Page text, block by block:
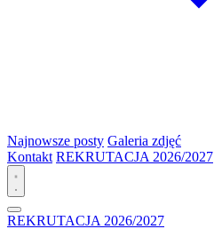
Najnowsze posty Galeria zdjęć
Kontakt REKRUTACJA 2026/2027
REKRUTACJA 2026/2027